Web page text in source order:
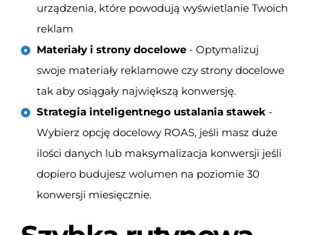
urządzenia, które powodują wyświetlanie Twoich
reklam
Materiały i strony docelowe- Optymalizuj
swoje materiały reklamowe czy strony docelowe
tak aby osiągały największą konwersję.
Strategia inteligentnego ustalania stawek-
Wybierz opcję docelowy ROAS, jeśli masz duże
ilości danych lub maksymalizacja konwersji jeśli
dopiero budujesz wolumen na poziomie 30
konwersji miesięcznie.